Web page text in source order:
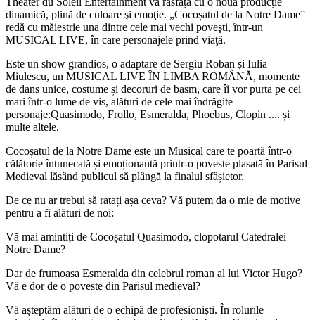
dinamică, plină de culoare şi emoţie. „Cocoșatul de la Notre Dame”
redă cu măiestrie una dintre cele mai vechi poveşti, într-un
MUSICAL LIVE, în care personajele prind viaţă.
Este un show grandios, o adaptare de Sergiu Roban și Iulia
Miulescu, un MUSICAL LIVE ÎN LIMBA ROMÂNĂ, momente
de dans unice, costume și decoruri de basm, care îi vor purta pe cei
mari într-o lume de vis, alături de cele mai îndrăgite
personaje:Quasimodo, Frollo, Esmeralda, Phoebus, Clopin .... și
multe altele.
Cocoșatul de la Notre Dame este un Musical care te poartă într-o
călătorie întunecată și emoționantă printr-o poveste plasată în Parisul
Medieval lăsând publicul să plângă la finalul sfâșietor.
De ce nu ar trebui să ratați așa ceva? Vă putem da o mie de motive
pentru a fi alături de noi:
Vă mai amintiți de Cocoșatul Quasimodo, clopotarul Catedralei
Notre Dame?
Dar de frumoasa Esmeralda din celebrul roman al lui Victor Hugo?
Vă e dor de o poveste din Parisul medieval?
Vă așteptăm alături de o echipă de profesioniști. În rolurile